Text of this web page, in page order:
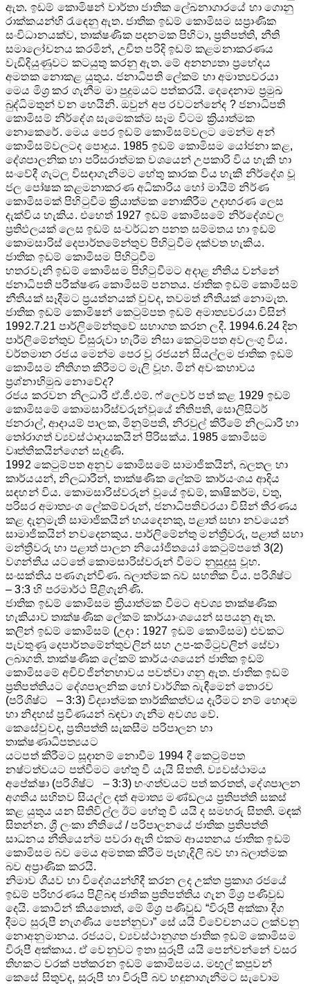
ඇත. ඉඩම් කොමිෂන් වාර්තා ජාතික ‍ලේඛනාගාරයේ හා ගොනු
රාක්කයන්හි රැඳෙනු ඇත. ජාතික ඉඩම් කොමිසම සප්‍රාණික
සංවිධානයක්ව, තාක්ෂණික පදනමක පිහිටා, ප්‍රතිපත්ති, නීති
සමාලෝචනය කරමින්, උචිත පරිදි ඉඩම් කළමනාකරණය
වැඩිදියුණුවට කටයුතු කරනු ඇත. මේ අනන්‍යතා ප්‍රභේදය
අමතක නොකළ යුතුය. ජනාධිපති ‍ලේකම් හා අමාත්‍යවරයා
මෙය මිශ්‍ර කර ගැනීම මා පුදුමයට පත්කරයි. දෙදෙනාම ප්‍රමුඛ
බුද්ධිමතුන් වන හෙයිනි. ඔවුන් අප රවටන්නේද ? ජනාධිපති
කොමිසම් නිර්දේශ සැමෙකක්ම සෑම විටම ක්‍රියාත්මක
නොකෙරේ. මෙය පෙර ඉඩම් කොමිසම්වලට මෙන්ම අන්
කොමිසම්වලටද ‍පොදුය. 1985 ඉඩම් කොමිසම යෝජනා කළ,
දේශපාලනික හා පරිසරාත්මක වශයෙන් උපකාරි විය හැකි හා
සංවේදී ගැටලු විසඳාගැනීමට හේතු කාරක විය හැකි නිර්දේශ වූ
ජල ‍පෝෂක කළමනාකරණ අධිකාරිය හෝ මායිම් නිර්ණ
කොමිසමක් පිහිටුවීම ක්‍රියාත්මක නොකිරීම උදාහරණ ලෙස
දැක්විය හැකිය. එහෙත් 1927 ඉඩම් කොමිසමේ නිර්දේශවල
ප්‍රතිඵලයක් ලෙස ඉඩම් සංවර්ධන පනත සම්මතය හා ඉඩම්
කොමසාරිස් දෙපාර්තමේන්තුව පිහිටුවීම දක්වත හැකිය.
ජාතික ඉඩම් කොමිසම පිහිටුවීම
හතරවැනි ඉඩම් කොමිසම පිහිටුවීමට අදාළ නීතිය වන්නේ
ජනාධිපති පරීක්ෂණ කොමිසම් පනතය. ජාතික ඉඩම් කොමිසම්
නීතියක් සෑදීමට ප්‍රයත්නයක් වුවද, තවමත් නීතියක් නොමැත.
ජාතික ඉඩම් කොමිෂන් කෙටුම්පත ඉඩම් අමාත්‍යවරයා විසින්
1992.7.21 පාර්ලිමේන්තුවේ සභාගත කරන ලදී. 1994.6.24 දින
පාර්ලිමේන්තුව විසුරුවා හැරීම නිසා කෙටුම්පත අවලංගු විය.
වර්තමාන රජය මෙන්ම පෙර වූ රජයන් සියල්ලම ජාතික ඉඩම්
කොමිසම නීතිගත කිරීමට මැලි වූහ. මින් අවංකභාවය
ප්‍රශ්නාභිමුඛ නොවේද?
රජය කරවන නිලධාරී ඒ.ජී.එම්. ෆ්ලෙවර් පත් කළ 1929 ඉඩම්
කොමිසමේ කොමසාරිස්වරුන්වූයේ නීතිපති, සොලිසිටර්
ජනරාල්, ආදායම් පාලක, මිනුම්පති, නිරවුල් කිරීමේ නිලධාරී හා
තෝරාගත් ව්‍යවස්ථාදායකයින් පිරිසක්ය. 1985 කොමිසම
වෘත්තිකයින්ගෙන් සැදුණි.
1992 කෙටුම්පත අනුව කොමිසමේ සාමාජිකයින්, බලතල හා
කාර්යයන්, නිලධාරීන්, තාක්ෂණික ‍ලේකම් කාර්යංශය ආදිය
සඳහන් විය. කොමසාරිස්වරුන් වූයේ ඉඩම්, කෘෂිකර්ම, වතු,
පරිසර අමාත්‍යංශ ‍ලේකම්වරුන්, ජනාධිපතිවරයා විසින් තීරණය
කළ දැනුමැති සාමාජිකයින් හයදෙනකු, පළාත් සභා නවයෙන්
සාමාජිකයින් නවදෙනකුය. පාර්ලිමේන්තු මන්ත්‍රීවරු, පළාත් සභා
මන්ත්‍රීවරු හා පළාත් පාලන නියෝජිතයෝ කෙටුම්පතේ 3(2)
වගන්තිය යටතේ කොමසාරිස්වරුන් වීමට නුසුදුසු වූහ.
සංසක්තිය පණගැන්විණ. බලාත්මක බව සහතික විය. පරිශිෂ්ට
– 3:3 හි පරමාර්ථ පිළිගැනිණි.
ජාතික ඉඩම් කොමිසම ක්‍රියාත්මක වීමට අවශ්‍ය තාක්ෂණික
හැකියාව තාක්ෂණික ‍ලේකම් කාර්යාංශයෙන් සපයනු ඇත.
කලින් ඉඩම් කොමිසම් (උදා : 1927 ඉඩම් කොමිසම) එවකට
පැවතුණු දෙපාර්තමේන්තුවලින් සහ උප-කමිටුවලින් සේවා
ලබාගති. තාක්ෂණික ‍ලේකම් කාර්යංශයෙන් ජාතික ඉඩම්
කොමිසමේ අචිච්ජින්නභාවය පවත්වා ගනු ඇත. ජාතික ඉඩම්
ප්‍රතිපත්තියට දේශපාලනික හෝ වාර්ගික බැඳීමෙන් තොරව
(පරිශිෂ්ට – 3:3) විද්‍යාත්මක තාර්කිකත්වය දැරීමට නම් හොඳම
හා නිදහස් ප්‍රවීණයන් බඳවා ගැනීම අවශ්‍ය වේ.
කෙසේවුවද, ප්‍රතිපත්ති සැකසීම පරිපාලන හා
තාක්ෂණාධිපත්‍යයට
යටපත් කිරීමට සූදානම් නොවීම 1994 දී කෙටුම්පත
නෂ්ටත්වයට පත්වීමට හේතු වී යැයි සිතති. ව්‍යවස්ථාමය
අපේක්ෂා (පරිශිෂ්ට – 3:3) භංගත්වයට පත් කරතත්, දේශපාලන
අගතිය සහිතව සියල්ල දත් අමාත්‍ය මණ්ඩලය ප්‍රතිපත්ති සකස්
කළ යුතුය යන සිතිවිල්ල ඊට හේතු වී යයි ද සමහරු සිතති. මඳක්
සිතන්න. ශ්‍රී ලංකා නීතියේ / පරිපාලනයේ ජාතික ප්‍රතිපත්ති
සාධනය නීතියෙන්ම පවරා ඇති එකම ආයතනය ජාතික ඉඩම්
කොමිසම බව මෙය අමතක කිරීම පැහැදිලි බව හා බලාත්මක
බව අප්‍රාණික කරයි.
නිමාව ශීයව හා විදේශයන්හිදී කරන ලද උක්ත ප්‍රකාශ රජයේ
ඉඩම් පරිහරණය පිළිබඳ ජාතික ප්‍රතිපත්තිය ගැන මිශ්‍ර පණිවුඩ
දෙයි. කොටින් කියතොත්, මේ මිශ්‍ර පණිවුඩ “විරූපී අක්කා දීග
දීමට සුරුපී නැගණිය පෙන්නුවා” සේ යයි විවේචනයට ලක්වනු
නොඅනුමානය. රජයට, ව්‍යවස්ථානුගත ජාතික ඉඩම් කොමිසම
විරූපී අක්කාය. ඒ වෙනුවට ඉතා සුරූපී යයි පෙන්වන්නේ වසර
තිහකට වරක් පත්කරන ඉඩම් කොමිසමය. මඟුල් කපුවන්
කෙසේ සිතුවද, සුරූපී හා විරූපී බව හඳුනාගැනීමට සැවොම